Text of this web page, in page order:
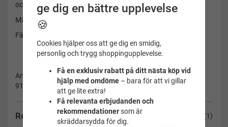
Recensioner (1)
och tävling.
Märke: Arena
Färg: Rosa
Artikelnummer:
91662-91
ge dig en bättre upplevelse
🍪
Cookies hjälper oss att ge dig en smidig,
personlig och trygg shoppingupplevelse.
Få en exklusiv rabatt på ditt nästa köp vid
hjälp med omdöme– bara för att vi gillar
att ge lite extra!
Få relevanta erbjudanden och
rekommendationersom är
skräddarsydda för dig.